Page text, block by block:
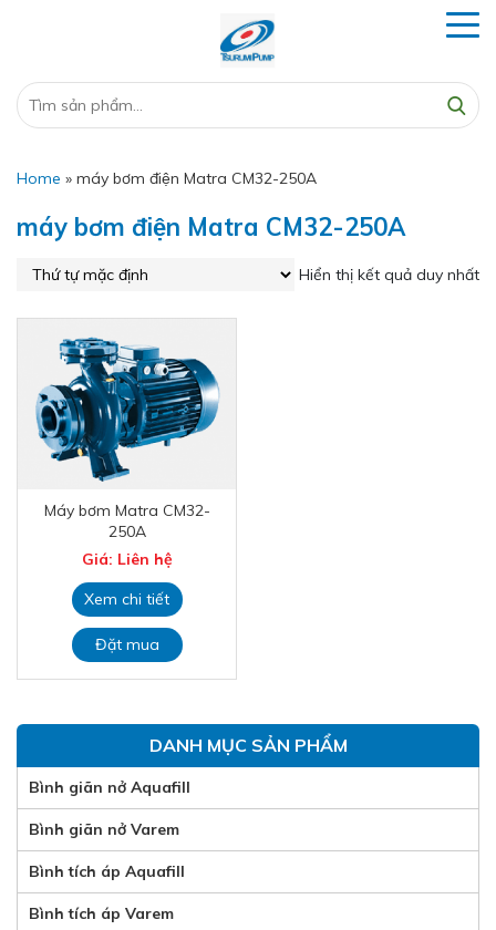
Home » máy bơm điện Matra CM32-250A
máy bơm điện Matra CM32-250A
Hiển thị kết quả duy nhất
Máy bơm Matra CM32-
250A
Giá: Liên hệ
Xem chi tiết
Đặt mua
DANH MỤC SẢN PHẨM
Bình giãn nở Aquafill
Bình giãn nở Varem
Bình tích áp Aquafill
Bình tích áp Varem